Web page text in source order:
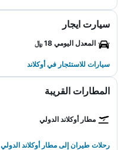
سيارت ايجار
المعدل اليومي 18 ﷼
سيارات للاستئجار في أوكلاند
المطارات القريبة
مطار أوكلاند الدولي
رحلات طيران إلى مطار أوكلاند الدولي